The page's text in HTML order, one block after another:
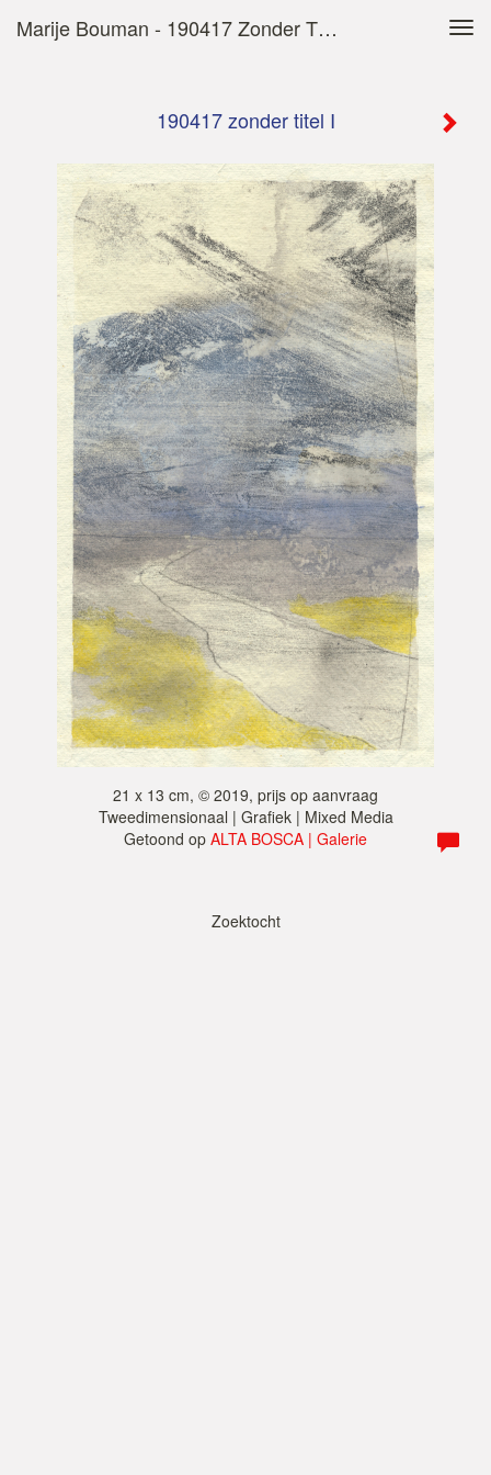
Marije Bouman - 190417 Zonder Titel I
190417 zonder titel I
21 x 13 cm, © 2019, prijs op aanvraag
Tweedimensionaal | Grafiek | Mixed Media
Getoond op ALTA BOSCA | Galerie
Zoektocht